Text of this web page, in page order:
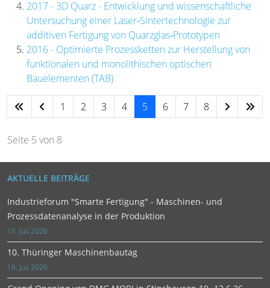
2017 - 3D Quarz - Entwicklung und wissenschaftliche
Untersuchung einer Laser‐Sintertechnologie zur
additiven Fertigung von Quarzglas‐Prototypen
2016 - Optimierte Prozessketten zur Herstellung von
funktionalen und monolithischen optischen
Bauelementen (TAB)
1 2 3 4 5 6 7 8
Seite 5 von 8
AKTUELLE BEITRÄGE
Industrieforum "Smarte Fertigung" - Maschinen- und
Prozessdatenanalyse in der Produktion
16. Juli 2026
10. Thüringer Maschinenbautag
16. Juli 2026